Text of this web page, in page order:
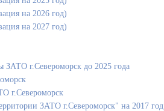
на 2026 год)
на 2027 год)
ЗАТО г.Североморск до 2025 года
г.Североморск
ЗАТО г.Североморск" на 2017 год